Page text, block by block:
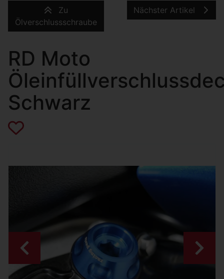
Zu
Ölverschlussschraube
Nächster Artikel
RD Moto
Schwarz